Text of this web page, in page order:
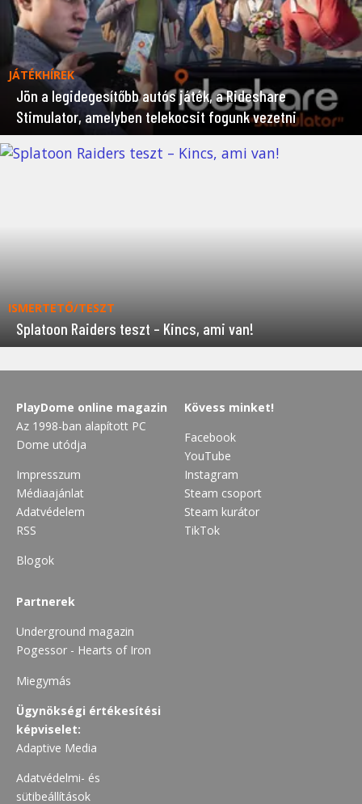
JÁTÉKHÍREK
Jön a legidegesítőbb autós játék, a Rideshare
Stimulator, amelyben telekocsit fogunk vezetni
ISMERTETŐ/TESZT
Splatoon Raiders teszt – Kincs, ami van!
PlayDome online magazin
Az 1998-ban alapított PC
Dome utódja
Impresszum
Médiaajánlat
Adatvédelem
RSS
Blogok
Kövess minket!
Facebook
YouTube
Instagram
Steam csoport
Steam kurátor
TikTok
Partnerek
Underground magazin
Pogessor - Hearts of Iron
Miegymás
Ügynökségi értékesítési
képviselet:
Adaptive Media
Adatvédelmi- és
sütibeállítások